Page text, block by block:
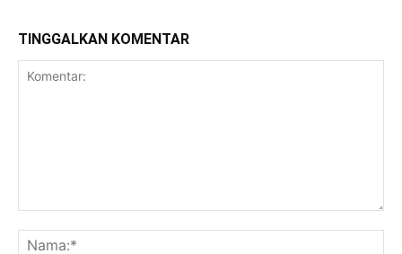
TINGGALKAN KOMENTAR